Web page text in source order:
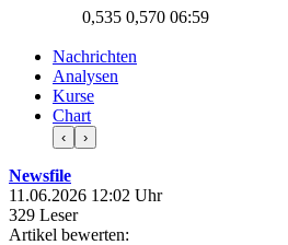
0,535 0,570 06:59
Nachrichten
Analysen
Kurse
Chart
‹ ›
Newsfile
11.06.2026 12:02 Uhr
329 Leser
Artikel bewerten: